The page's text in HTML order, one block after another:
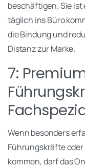
beschäftigen. Sie
täglich ins Büro
die Bindung und
Distanz zur Marke.
7:
Wenn besonders
Führungskräfte
kommen, darf das